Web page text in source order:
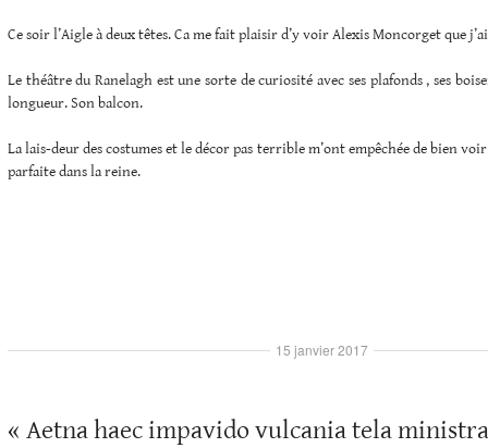
Ce soir l’Aigle à deux têtes. Ca me fait plaisir d’y voir Alexis Moncorget que
Le théâtre du Ranelagh est une sorte de curiosité avec ses plafonds , ses
longueur. Son balcon.
La lais-deur des costumes et le décor pas terrible m’ont empêchée de bien
parfaite dans la reine.
« Aetna haec impavido vulcania tela
15 janvier 2017